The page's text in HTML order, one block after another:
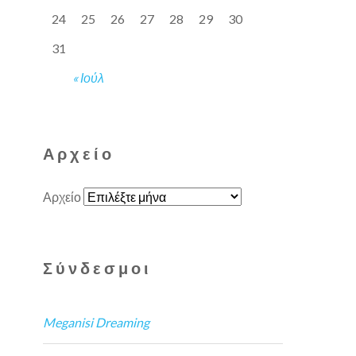
« Ιούλ
24 25 26 27 28 29
30
31
Αρχείο
Αρχείο
Σύνδεσμοι
Meganisi Dreaming